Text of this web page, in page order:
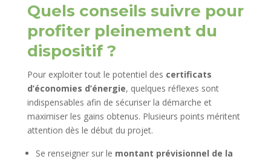
Quels conseils suivre pour
profiter pleinement du
dispositif ?
Pour exploiter tout le potentiel des certificats
d’économies d’énergie, quelques réflexes sont
indispensables afin de sécuriser la démarche et
maximiser les gains obtenus. Plusieurs points méritent
attention dès le début du projet.
Se renseigner sur le montant prévisionnel de la